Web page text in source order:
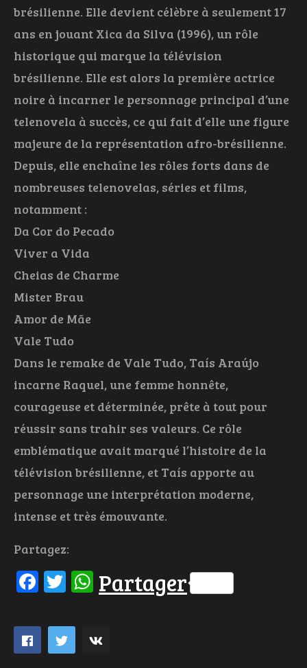
brésilienne. Elle devient célèbre à seulement 17
ans en jouant Xica da Silva (1996), un rôle
historique qui marque la télévision
brésilienne. Elle est alors la première actrice
noire à incarner le personnage principal d’une
telenovela à succès, ce qui fait d’elle une figure
majeure de la représentation afro-brésilienne.
Depuis, elle enchaîne les rôles forts dans de
nombreuses telenovelas, séries et films,
notamment :
Da Cor do Pecado
Viver a Vida
Cheias de Charme
Mister Brau
Amor de Mãe
Vale Tudo
Dans le remake de Vale Tudo, Taís Araújo
incarne Raquel, une femme honnête,
courageuse et déterminée, prête à tout pour
réussir sans trahir ses valeurs. Ce rôle
emblématique avait marqué l’histoire de la
télévision brésilienne, et Taís apporte au
personnage une interprétation moderne,
intense et très émouvante.
Partagez:
Facebook
Twitter
WhatsApp
Partager